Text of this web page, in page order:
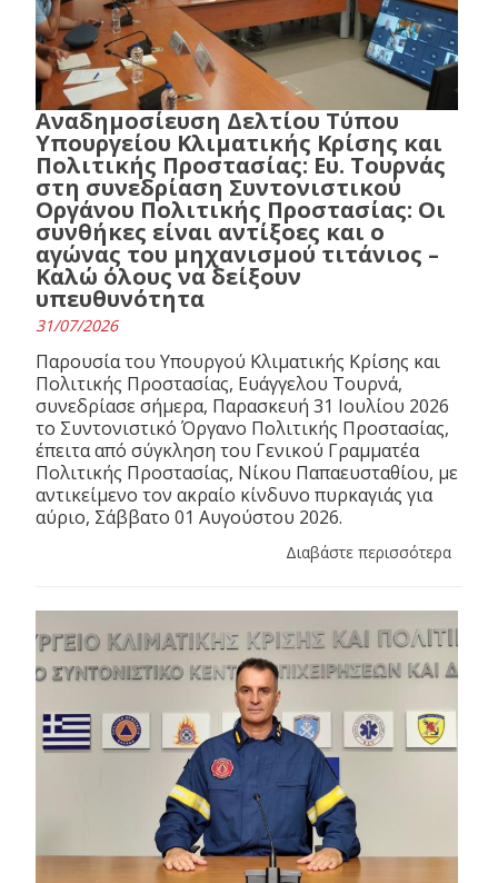
Αναδημοσίευση Δελτίου Τύπου
Υπουργείου Κλιματικής Κρίσης και
Πολιτικής Προστασίας: Ευ. Τουρνάς
στη συνεδρίαση Συντονιστικού
Οργάνου Πολιτικής Προστασίας: Οι
συνθήκες είναι αντίξοες και ο
αγώνας του μηχανισμού τιτάνιος –
Καλώ όλους να δείξουν
υπευθυνότητα
31/07/2026
Παρουσία του Υπουργού Κλιματικής Κρίσης και
Πολιτικής Προστασίας, Ευάγγελου Τουρνά,
συνεδρίασε σήμερα, Παρασκευή 31 Ιουλίου 2026
το Συντονιστικό Όργανο Πολιτικής Προστασίας,
έπειτα από σύγκληση του Γενικού Γραμματέα
Πολιτικής Προστασίας, Νίκου Παπαευσταθίου, με
αντικείμενο τον ακραίο κίνδυνο πυρκαγιάς για
αύριο, Σάββατο 01 Αυγούστου 2026.
Διαβάστε περισσότερα